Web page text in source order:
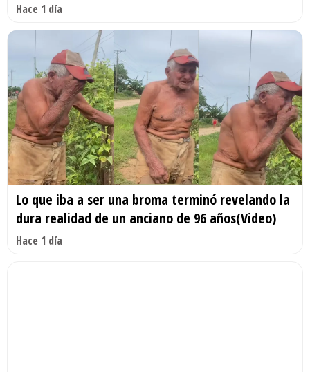
Hace 1 día
Lo que iba a ser una broma terminó revelando la
dura realidad de un anciano de 96 años(Video)
Hace 1 día